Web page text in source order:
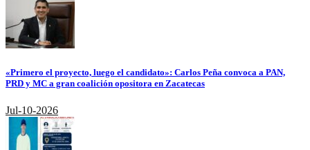
«Primero el proyecto, luego el candidato»: Carlos Peña convoca a PAN,
PRD y MC a gran coalición opositora en Zacatecas
Jul-10-2026